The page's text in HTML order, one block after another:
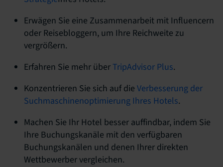
Erwägen Sie eine Zusammenarbeit mit Influencern
oder Reisebloggern, um Ihre Reichweite zu
vergrößern.
Erfahren Sie mehr überTripAdvisor Plus.
Konzentrieren Sie sich auf die Verbesserung der
Suchmaschinenoptimierung Ihres Hotels.
Machen Sie Ihr Hotel besser auffindbar, indem Sie
Ihre Buchungskanäle mit den verfügbaren
Buchungskanälen und denen Ihrer direkten
Wettbewerber vergleichen.